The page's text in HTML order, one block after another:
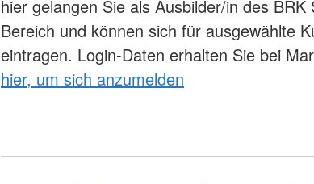
hier gelangen Sie als Ausbilder/in des
Bereich und können sich für ausgewählte
eintragen. Login-Daten erhalten Sie bei
hier, um sich anzumelden